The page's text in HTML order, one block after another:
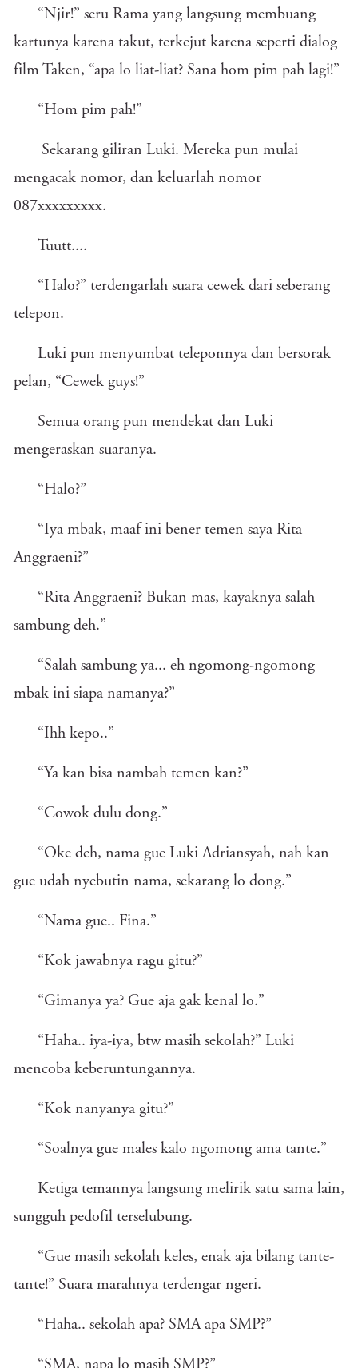
“Njir!” seru Rama yang langsung membuang
kartunya karena takut, terkejut karena seperti dialog
film Taken, “apa lo liat-liat? Sana hom pim pah lagi!”
“Hom pim pah!”
Sekarang giliran Luki. Mereka pun mulai
mengacak nomor, dan keluarlah nomor
087xxxxxxxxx.
Tuutt....
“Halo?” terdengarlah suara cewek dari seberang
telepon.
Luki pun menyumbat teleponnya dan bersorak
pelan, “Cewek guys!”
Semua orang pun mendekat dan Luki
mengeraskan suaranya.
“Halo?”
“Iya mbak, maaf ini bener temen saya Rita
Anggraeni?”
“Rita Anggraeni? Bukan mas, kayaknya salah
sambung deh.”
“Salah sambung ya... eh ngomong-ngomong
mbak ini siapa namanya?”
“Ihh kepo..”
“Ya kan bisa nambah temen kan?”
“Cowok dulu dong.”
“Oke deh, nama gue Luki Adriansyah, nah kan
gue udah nyebutin nama, sekarang lo dong.”
“Nama gue.. Fina.”
“Kok jawabnya ragu gitu?”
“Gimanya ya? Gue aja gak kenal lo.”
“Haha.. iya-iya, btw masih sekolah?” Luki
mencoba keberuntungannya.
“Kok nanyanya gitu?”
“Soalnya gue males kalo ngomong ama tante.”
Ketiga temannya langsung melirik satu sama lain,
sungguh pedofil terselubung.
“Gue masih sekolah keles, enak aja bilang tante-
tante!” Suara marahnya terdengar ngeri.
“Haha.. sekolah apa? SMA apa SMP?”
“SMA, napa lo masih SMP?”